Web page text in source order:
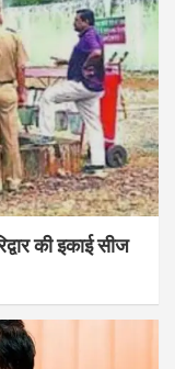
की इकाई सीज